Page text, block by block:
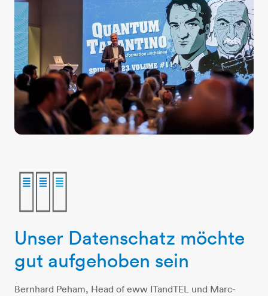
3-datentuerme
Unser Datenschatz möchte
gut aufgehoben sein
Bernhard Peham, Head of eww ITandTEL und Marc-